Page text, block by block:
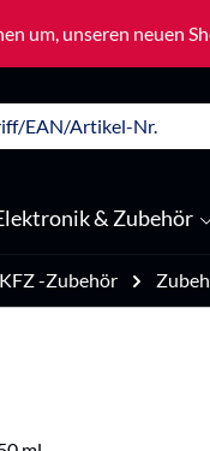
um, unseren neuen
& Zubehör
KFZ -Zubehör